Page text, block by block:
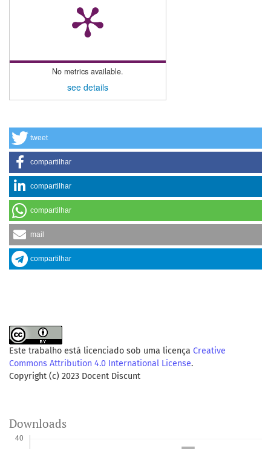
No metrics available.
see details
tweet
compartilhar
compartilhar
compartilhar
mail
compartilhar
Este trabalho está licenciado sob uma licença Creative
Commons Attribution 4.0 International License.
Copyright (c) 2023 Docent Discunt
Downloads